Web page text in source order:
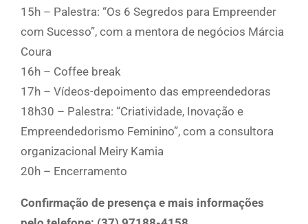
15h – Palestra: “Os 6 Segredos para Empreender
com Sucesso”, com a mentora de negócios Márcia
Coura
16h – Coffee break
17h – Vídeos-depoimento das empreendedoras
18h30 – Palestra: “Criatividade, Inovação e
Empreendedorismo Feminino”, com a consultora
organizacional Meiry Kamia
20h – Encerramento
Confirmação de presença e mais informações